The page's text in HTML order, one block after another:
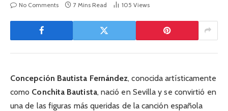
No Comments
7 Mins Read 105 Views
Concepción Bautista Fernández, conocida artísticamente
como Conchita Bautista, nació en Sevilla y se convirtió en
una de las figuras más queridas de la canción española